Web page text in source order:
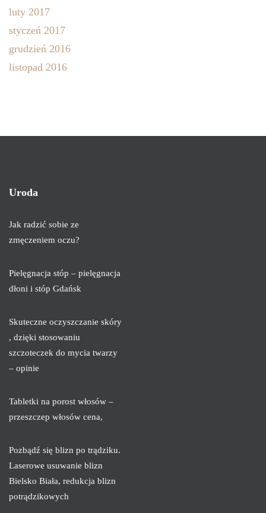
luty 2017
styczeń 2017
grudzień 2016
listopad 2016
Uroda
Jak radzić sobie ze
zmęczeniem oczu?
Pielęgnacja stóp – pielęgnacja
dłoni i stóp Gdańsk
Skuteczne oczyszczanie skóry
, dzięki stosowaniu
szczoteczek do mycia twarzy
– opinie
Tabletki na porost włosów –
przeszczep włosów cena,
Pozbądź się blizn po trądziku.
Laserowe usuwanie blizn
Bielsko Biała, redukcja blizn
potrądzikowych